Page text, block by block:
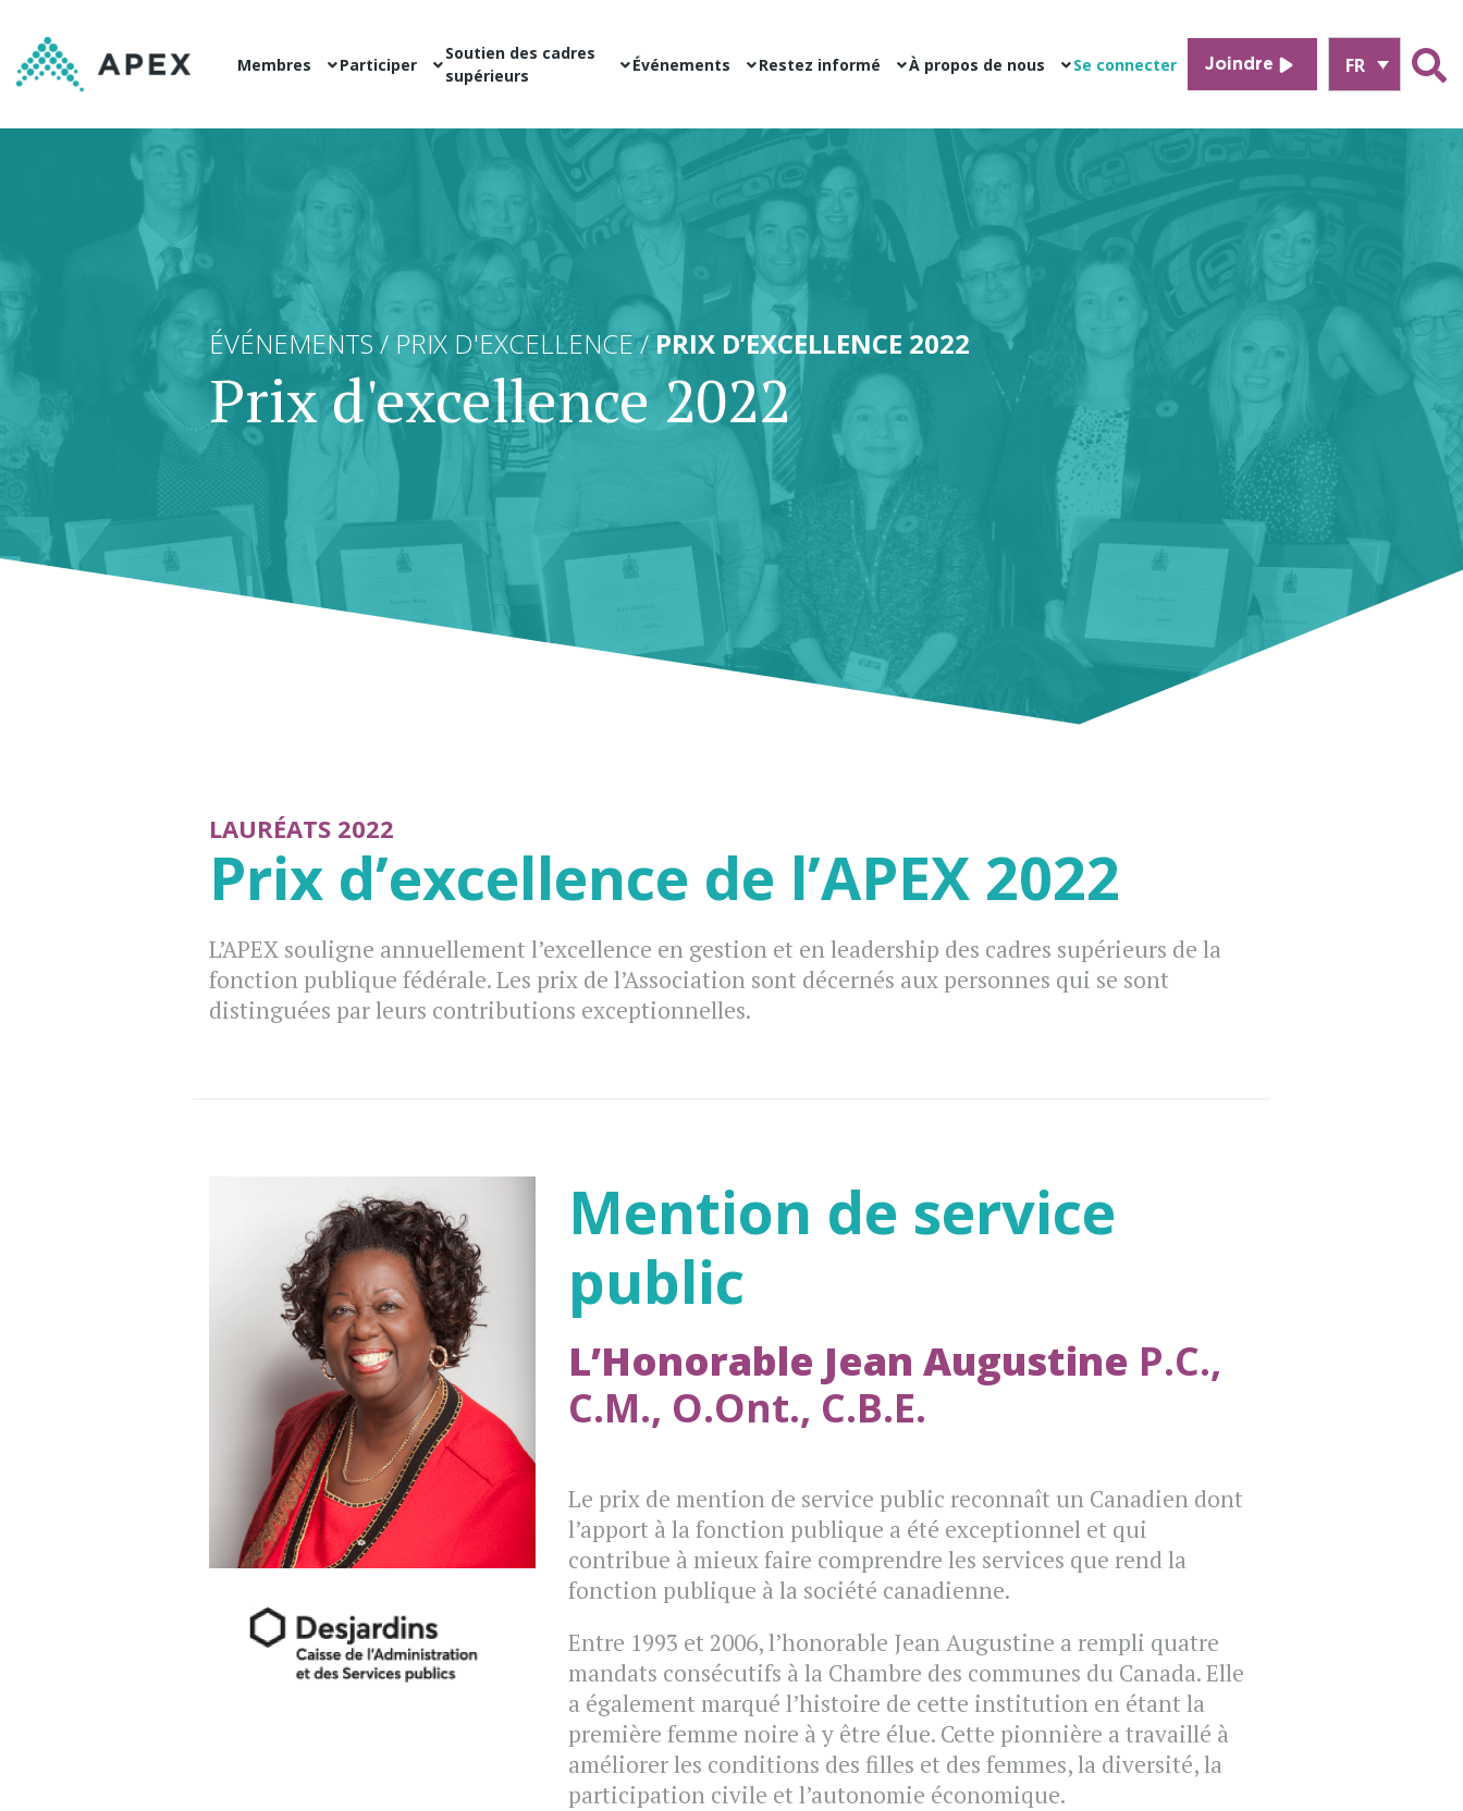
Membres Participer
Soutien des cadres
supérieurs
Événements Restez informé À propos de nous Se connecter Joindre FR
ÉVÉNEMENTS / PRIX D'EXCELLENCE /PRIX ​​D’EXCELLENCE 2022
Prix ​​d'excellence 2022
LAURÉATS 2022
Prix d’excellence de l’APEX 2022
L’APEX souligne annuellement l’excellence en gestion et en leadership des cadres supérieurs de la
fonction publique fédérale. Les prix de l’Association sont décernés aux personnes qui se sont
distinguées par leurs contributions exceptionnelles.
Mention de service
public
L’Honorable Jean Augustine P.C.,
C.M., O.Ont., C.B.E.
Le prix de mention de service public reconnaît un Canadien dont
l’apport à la fonction publique a été exceptionnel et qui
contribue à mieux faire comprendre les services que rend la
fonction publique à la société canadienne.
Entre 1993 et 2006, l’honorable Jean Augustine a rempli quatre
mandats consécutifs à la Chambre des communes du Canada. Elle
a également marqué l’histoire de cette institution en étant la
première femme noire à y être élue. Cette pionnière a travaillé à
améliorer les conditions des filles et des femmes, la diversité, la
participation civile et l’autonomie économique.